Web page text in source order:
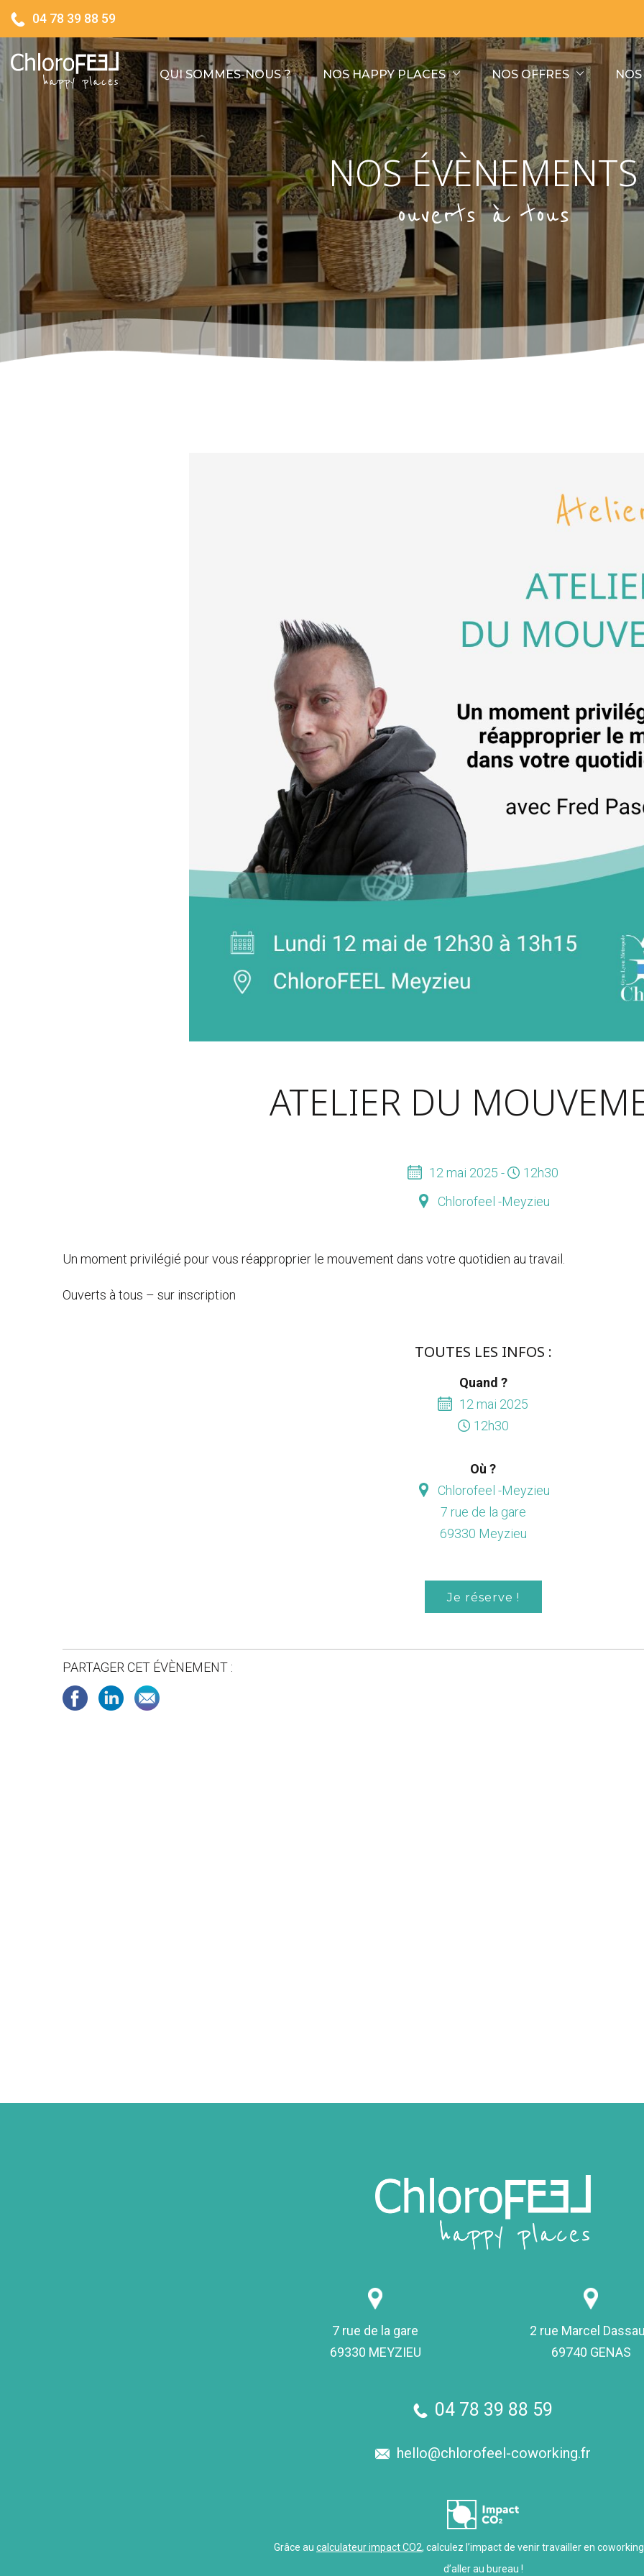
04 78 39 88 59
QUI SOMMES-NOUS ? NOS HAPPY PLACES NOS OFFRES
NOS ÉVÈNEMENTS
ouverts à tous
ATELIER DU
12 mai 2025 -
12h30
Chlorofeel -Meyzieu
Un moment privilégié pour vous réapproprier le mouvement dans votre quotidien au travail.
Ouverts à tous – sur inscription
TOUTES LES INFOS :
Quand ?
12 mai 2025
12h30
Où ?
Chlorofeel -Meyzieu
7 rue de la gare
69330 Meyzieu
Je réserve !
PARTAGER CET ÉVÈNEMENT :
7 rue de la gare
69330 MEYZIEU
2 rue Marcel
69740 GENAS
04 78 39 88 59
hello@chlorofeel-coworking.fr
Grâce au calculateur impact CO2, calculez l’impact de venir travailler en
d’aller au bureau !